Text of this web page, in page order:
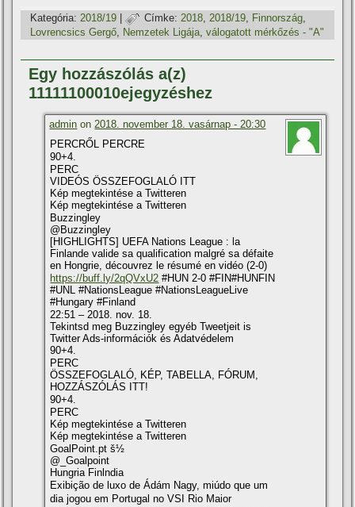
Kategória: 2018/19 | Címke: 2018,2018/19, Finnország,
Lovrencsics Gergő Nemzetek Ligája ,válogatott mérkőzés - "A"
Egy hozzászólás a(z)
11111100010ejegyzéshez
admin on 2018. november 18. vasárnap - 20:30
PERCRŐL PERCRE
90+4.
PERC
VIDEÓS ÖSSZEFOGLALÓ ITT
Kép megtekintése a Twitteren
Kép megtekintése a Twitteren
Buzzingley
@Buzzingley
[HIGHLIGHTS] UEFA Nations League : la
Finlande valide sa qualification malgré sa défaite
en Hongrie, découvrez le résumé en vidéo (2-0)
https://buff.ly/2qQVxU2 #HUN 2-0 #FIN#HUNFIN
#UNL #NationsLeague #NationsLeagueLive
#Hungary #Finland
22:51 – 2018. nov. 18.
Tekintsd meg Buzzingley egyéb Tweetjeit is
Twitter Ads-információk és Adatvédelem
90+4.
PERC
ÖSSZEFOGLALÓ, KÉP, TABELLA, FÓRUM,
HOZZÁSZÓLÁS ITT!
90+4.
PERC
Kép megtekintése a Twitteren
Kép megtekintése a Twitteren
GoalPoint.pt š½
@_Goalpoint
Hungria Finlndia
Exibição de luxo de Ádám Nagy, miúdo que um
dia jogou em Portugal no VSI Rio Maior ­